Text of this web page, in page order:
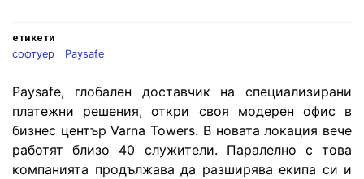
етикети
софтуер
Paysafe
Paysafe, глобален доставчик на специализирани
платежни решения, откри своя модерен офис в
бизнес център Varna Towers. В новата локация вече
работят близо 40 служители. Паралелно с това
компанията продължава да разширява екипа си и